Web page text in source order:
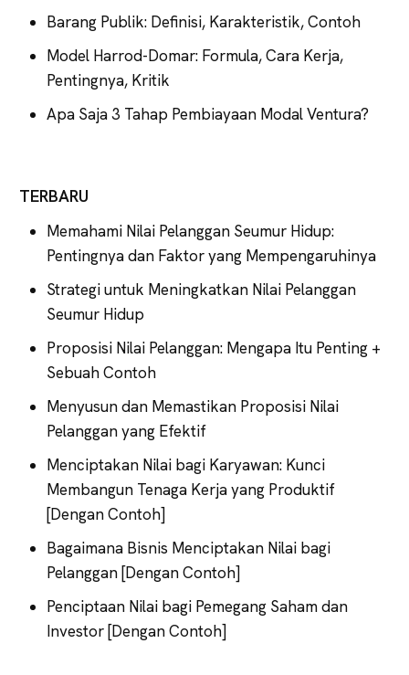
Barang Publik: Definisi, Karakteristik, Contoh
Model Harrod-Domar: Formula, Cara Kerja,
Pentingnya, Kritik
Apa Saja 3 Tahap Pembiayaan Modal Ventura?
TERBARU
Memahami Nilai Pelanggan Seumur Hidup:
Pentingnya dan Faktor yang Mempengaruhinya
Strategi untuk Meningkatkan Nilai Pelanggan
Seumur Hidup
Proposisi Nilai Pelanggan: Mengapa Itu Penting +
Sebuah Contoh
Menyusun dan Memastikan Proposisi Nilai
Pelanggan yang Efektif
Menciptakan Nilai bagi Karyawan: Kunci
Membangun Tenaga Kerja yang Produktif
[Dengan Contoh]
Bagaimana Bisnis Menciptakan Nilai bagi
Pelanggan [Dengan Contoh]
Penciptaan Nilai bagi Pemegang Saham dan
Investor [Dengan Contoh]